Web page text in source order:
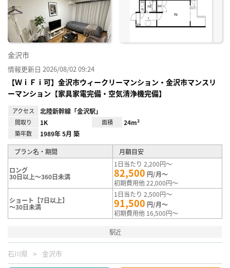
金沢市
情報更新日 2026/08/02 09:24
【ＷｉＦｉ可】金沢市ウィークリーマンション・金沢市マンスリ
ーマンション【家具家電完備・空気清浄機完備】
アクセス 北陸新幹線「金沢駅」
間取り 1K 面積 24m²
築年数 1989年 5月 築
プラン名・期間 月額目安
ロング
30日以上～360日未満
1日当たり 2,200円～
82,500 円/月～
初期費用他 22,000円～
ショート【7日以上】
～30日未満
1日当たり 2,500円～
91,500 円/月～
初期費用他 16,500円～
駅近
石川県 金沢市